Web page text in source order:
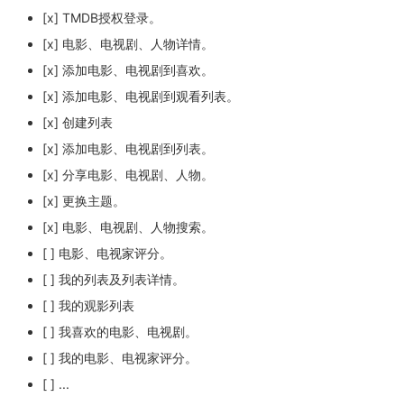
[x] TMDB授权登录。
[x] 电影、电视剧、人物详情。
[x] 添加电影、电视剧到喜欢。
[x] 添加电影、电视剧到观看列表。
[x] 创建列表
[x] 添加电影、电视剧到列表。
[x] 分享电影、电视剧、人物。
[x] 更换主题。
[x] 电影、电视剧、人物搜索。
[ ] 电影、电视家评分。
[ ] 我的列表及列表详情。
[ ] 我的观影列表
[ ] 我喜欢的电影、电视剧。
[ ] 我的电影、电视家评分。
[ ] ...